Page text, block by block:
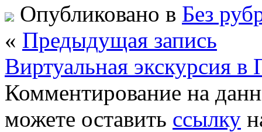
Опубликовано в Без
« Предыдущая запись
Виртуальная экскурсия
Комментирование на
можете оставить ссылку